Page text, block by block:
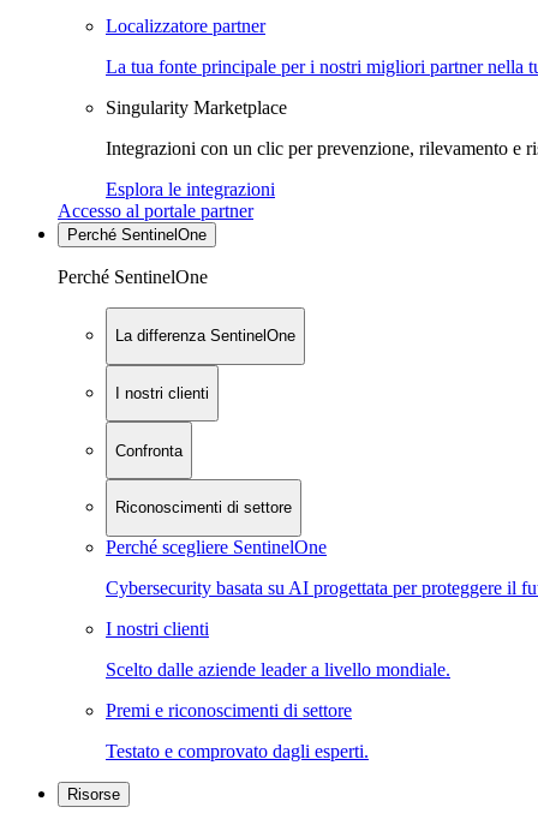
Localizzatore partner
La tua fonte principale per i nostri migliori partner nella
Singularity Marketplace
Integrazioni con un clic per prevenzione, rilevamento e
Esplora le integrazioni
Accesso al portale partner
Perché SentinelOne
Perché SentinelOne
La differenza SentinelOne
I nostri clienti
Confronta
Riconoscimenti di settore
Perché scegliere SentinelOne
Cybersecurity basata su AI progettata per proteggere il
I nostri clienti
Scelto dalle aziende leader a livello mondiale.
Premi e riconoscimenti di settore
Testato e comprovato dagli esperti.
Risorse